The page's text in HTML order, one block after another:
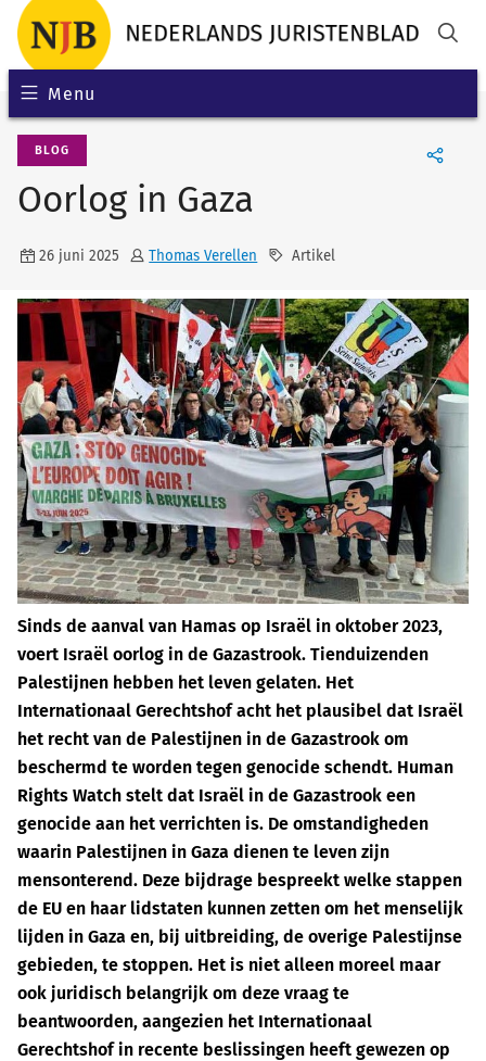
Menu
BLOG
Oorlog in Gaza
26 juni 2025 Thomas Verellen Artikel
Sinds de aanval van Hamas op Israël in oktober 2023,
voert Israël oorlog in de Gazastrook. Tienduizenden
Palestijnen hebben het leven gelaten. Het
Internationaal Gerechtshof acht het plausibel dat Israël
het recht van de Palestijnen in de Gazastrook om
beschermd te worden tegen genocide schendt. Human
Rights Watch stelt dat Israël in de Gazastrook een
genocide aan het verrichten is. De omstandigheden
waarin Palestijnen in Gaza dienen te leven zijn
mensonterend. Deze bijdrage bespreekt welke stappen
de EU en haar lidstaten kunnen zetten om het menselijk
lijden in Gaza en, bij uitbreiding, de overige Palestijnse
gebieden, te stoppen. Het is niet alleen moreel maar
ook juridisch belangrijk om deze vraag te
beantwoorden, aangezien het Internationaal
Gerechtshof in recente beslissingen heeft gewezen op